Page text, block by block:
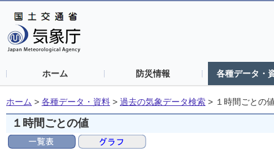
ホーム 防災情報 各種データ・
ホーム > 各種データ・資料 > 過去の気象データ検索 > １時間ごとの
１時間ごとの値